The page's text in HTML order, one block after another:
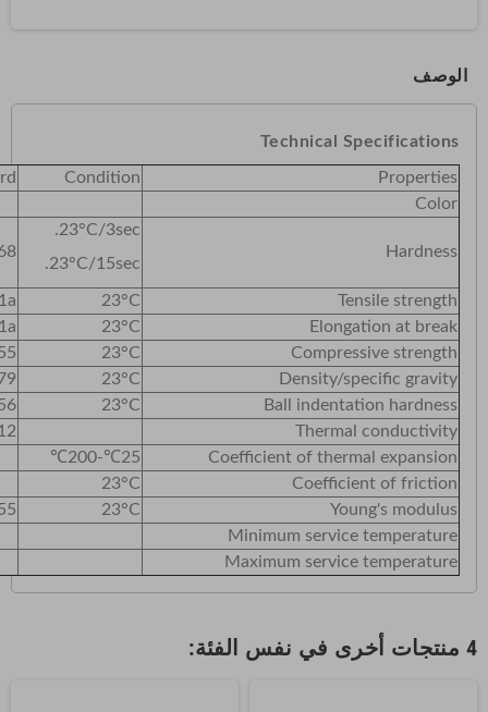
الوصف
Technical Specifications
Properties
Condition
Color
Hardness
23°C/3sec.
23°C/15sec.
Tensile strength
23°C
Elongation at break
23°C
Compressive strength
23°C
Density/specific gravity
23°C
Ball indentation hardness
23°C
Thermal conductivity
Coefficient of thermal expansion
25℃-200℃
Coefficient of friction
23°C
Young's modulus
23°C
Minimum service temperature
Maximum service temperature
4 منتجات أخرى في نفس الفئة: